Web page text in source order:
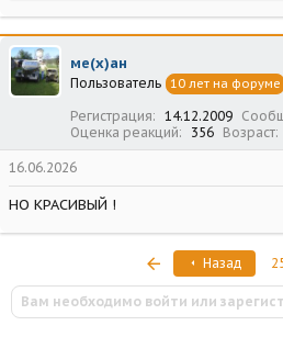
а
к
ц
и
и
ме(х)ан
Пользователь 10 лет на форуме
Регистрация 14.12.2009
Оценка реакций
356 Возраст
16.06.2026
НО КРАСИВЫЙ !
ПервыйНазад
Вам необходимо войти или